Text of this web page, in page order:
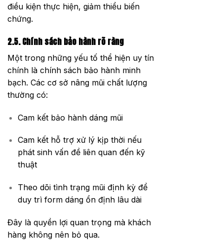
điều kiện thực hiện, giảm thiểu biến
chứng.
2.5. Chính sách bảo hành rõ ràng
Một trong những yếu tố thể hiện uy tín
chính là chính sách bảo hành minh
bạch. Các cơ sở nâng mũi chất lượng
thường có:
Cam kết bảo hành dáng mũi
Cam kết hỗ trợ xử lý kịp thời nếu
phát sinh vấn đề liên quan đến kỹ
thuật
Theo dõi tình trạng mũi định kỳ để
duy trì form dáng ổn định lâu dài
Đây là quyền lợi quan trọng mà khách
hàng không nên bỏ qua.